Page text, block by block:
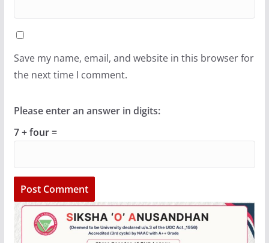
Save my name, email, and website in this browser for
the next time I comment.
Please enter an answer in digits:
7 + four =